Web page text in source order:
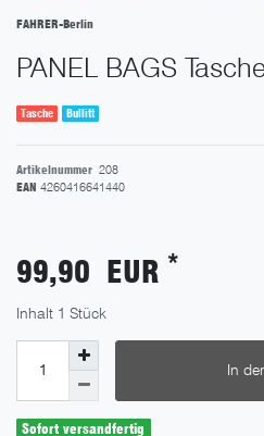
FAHRER-Berlin
PANEL BAGS
Tasche Bullitt
Artikelnummer 208
EAN 4260416641440
99,90 EUR *
Inhalt 1 Stück
In
Sofort versandfertig